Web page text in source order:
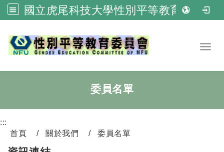
國立虎尾科技大學性別平等教育委員會
委員名單
:::
首頁
關於我們 委員名單